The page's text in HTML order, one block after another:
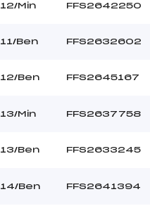
12/Min FFS2642250
11/Ben FFS2632602
12/Ben FFS2645167
13/Min FFS2637758
13/Ben FFS2633245
14/Ben FFS2641394